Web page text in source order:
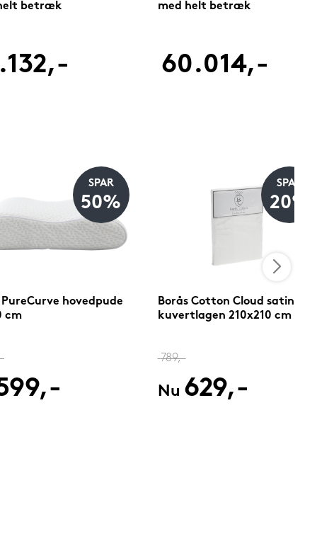
betræk
med helt betræk
60.014,-
SPAR
50%
PureCurve hovedpude
cm
SPAR
20%
Borås Cotton Cloud satin
kuvertlagen 210x210 cm
789,-
Nu 629,-